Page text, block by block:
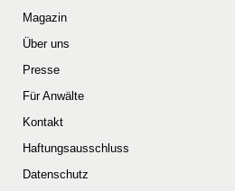
Magazin
Über uns
Presse
Für Anwälte
Kontakt
Haftungsausschluss
Datenschutz